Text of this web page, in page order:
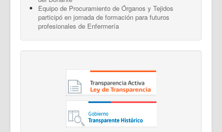
Planificación
Gestión de Personas
Equipo de Procuramiento de Órganos y Tejidos
participó en jornada de formación para futuros
profesionales de Enfermería